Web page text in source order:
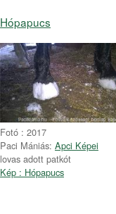
Hópapucs
Fotó : 2017
Paci Mániás: Apci Képei
lovas adott patkót
Kép : Hópapucs